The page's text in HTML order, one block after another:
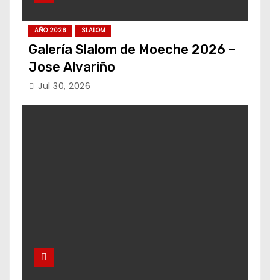
AÑO 2026 SLALOM
Galería Slalom de Moeche 2026 –
Jose Alvariño
Jul 30, 2026